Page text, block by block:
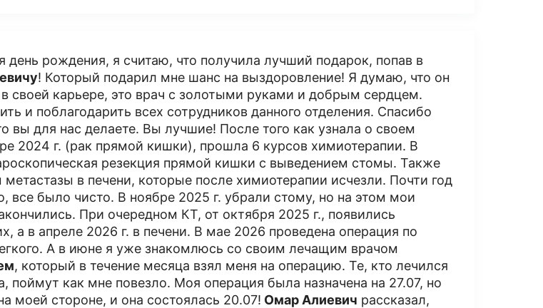
день рождения, я считаю, что получила лучший подарок, попав в
! Который подарил мне шанс на выздоровление! Я думаю, что он
в своей карьере, это врач с золотыми руками и добрым сердцем.
и поблагодарить всех сотрудников данного отделения. Спасибо
вы для нас делаете. Вы лучшие! После того как узнала о своем
2024 г. (рак прямой кишки), прошла 6 курсов химиотерапии​. В
резекция прямой кишки с выведением стомы. Также
в печени, которые после химиотерапии исчезли. Почти год
все было чисто. В ноябре 2025 г. убрали стому, но на этом мои
При очередном КТ​, от октября 2025 г., появились
а в апреле 2026 г. в печени. В мае 2026 проведена операция по
А в июне я уже знакомлюсь со своим лечащим врачом
, который в течение месяца взял меня на операцию. Те, кто лечился
поймут как мне повезло. Моя операция была назначена на 27.07, но
моей стороне, и она состоялась 20.07! Омар Алиевич рассказал,